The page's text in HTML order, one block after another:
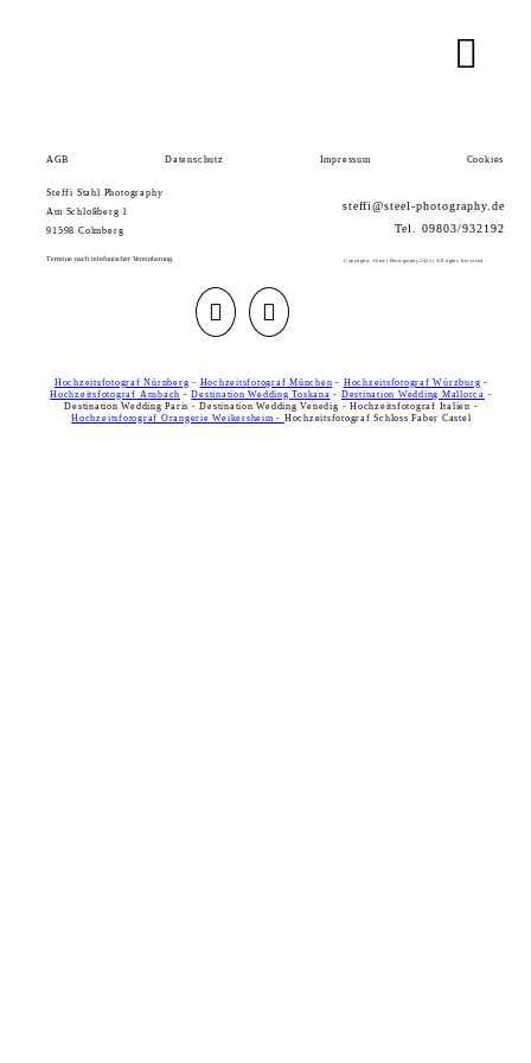
Steffi Stahl Photography
Am Schloßberg 1
91598 Colmberg
AGB Datenschutz Impressum Cookies
steffi@steel-photography.de
Tel. 09803/932192
Termine nach telefonischer Vereinbarung.
Hochzeitsfotograf Nürnberg - Hochzeitsfotograf München - Hochzeitsfotograf Würzburg -
Hochzeitsfotograf Ansbach -Destination Wedding Toskana - Destination Wedding Mallorca -
Destination Wedding Paris - Destination Wedding Venedig - Hochzeitsfotograf Italien -
Hochzeitsfotograf Orangerie Weikersheim - Hochzeitsfotograf Schloss Faber Castel
Copyrights ©Steel Photography 2022 | All rights Reserved